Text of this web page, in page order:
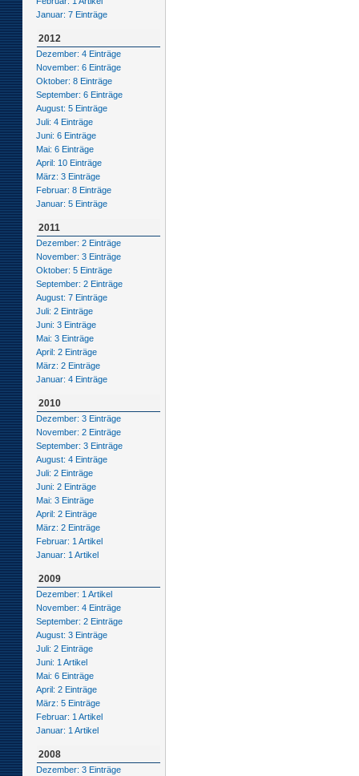
Januar: 7 Einträge
2012
Dezember: 4 Einträge
November: 6 Einträge
Oktober: 8 Einträge
September: 6 Einträge
August: 5 Einträge
Juli: 4 Einträge
Juni: 6 Einträge
Mai: 6 Einträge
April: 10 Einträge
März: 3 Einträge
Februar: 8 Einträge
Januar: 5 Einträge
2011
Dezember: 2 Einträge
November: 3 Einträge
Oktober: 5 Einträge
September: 2 Einträge
August: 7 Einträge
Juli: 2 Einträge
Juni: 3 Einträge
Mai: 3 Einträge
April: 2 Einträge
März: 2 Einträge
Januar: 4 Einträge
2010
Dezember: 3 Einträge
November: 2 Einträge
September: 3 Einträge
August: 4 Einträge
Juli: 2 Einträge
Juni: 2 Einträge
Mai: 3 Einträge
April: 2 Einträge
März: 2 Einträge
Februar: 1 Artikel
Januar: 1 Artikel
2009
Dezember: 1 Artikel
November: 4 Einträge
September: 2 Einträge
August: 3 Einträge
Juli: 2 Einträge
Juni: 1 Artikel
Mai: 6 Einträge
April: 2 Einträge
März: 5 Einträge
Februar: 1 Artikel
Januar: 1 Artikel
2008
Dezember: 3 Einträge